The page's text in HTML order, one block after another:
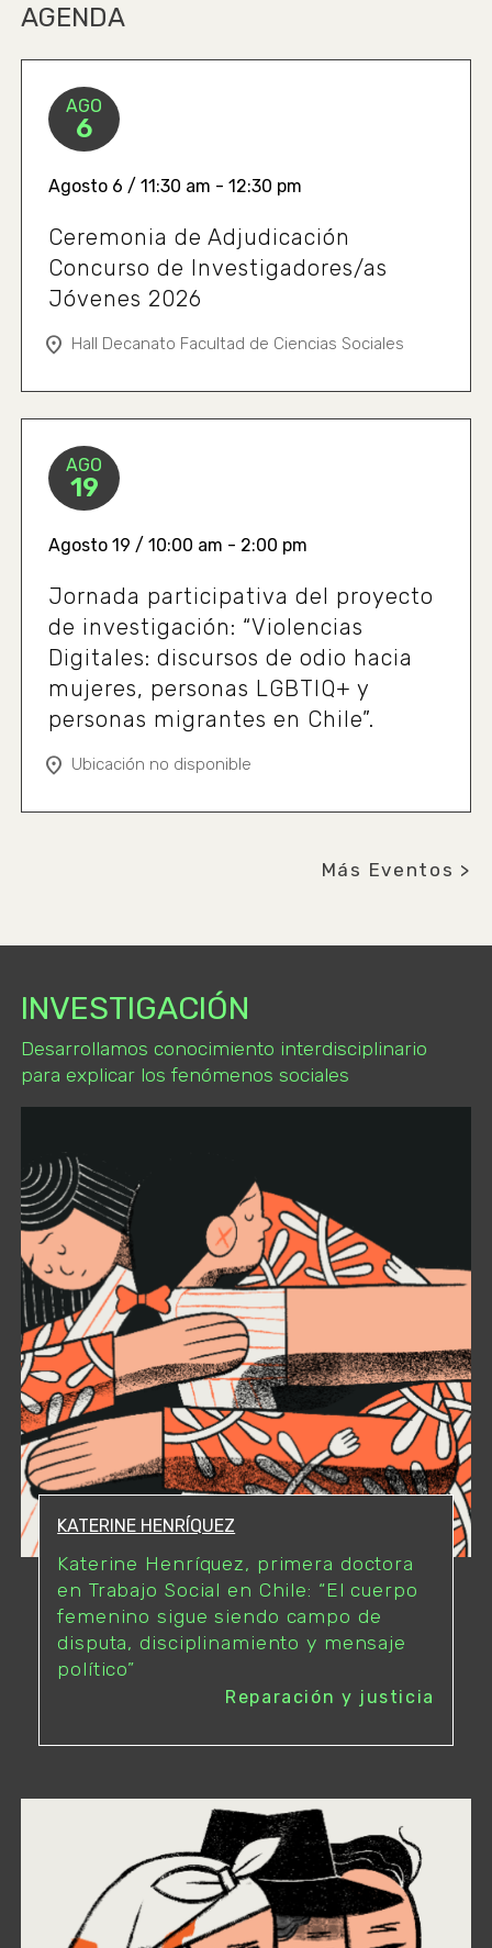
AGENDA
AGO
6
Agosto 6 / 11:30 am - 12:30 pm
Ceremonia de Adjudicación
Concurso de Investigadores/as
Jóvenes 2026
Hall Decanato Facultad de Ciencias Sociales
AGO
19
Agosto 19 / 10:00 am - 2:00 pm
Jornada participativa del proyecto
de investigación: “Violencias
Digitales: discursos de odio hacia
mujeres, personas LGBTIQ+ y
personas migrantes en Chile”.
Ubicación no disponible
Más Eventos >
INVESTIGACIÓN
Desarrollamos conocimiento interdisciplinario
para explicar los fenómenos sociales
KATERINE HENRÍQUEZ
Katerine Henríquez, primera doctora
en Trabajo Social en Chile: “El cuerpo
femenino sigue siendo campo de
disputa, disciplinamiento y mensaje
político”
Reparación y justicia